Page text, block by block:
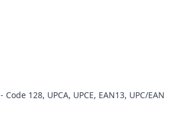
128, UPCA, UPCE, EAN13, UPC/EAN